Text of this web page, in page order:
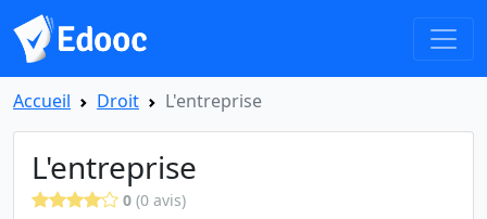
Accueil Droit L'entreprise
L'entreprise
0 (0 avis)